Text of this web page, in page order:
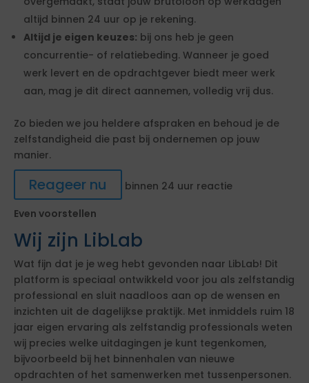
altijd binnen 24 uur op je rekening.
Altijd je eigen keuzes: bij ons heb je geen
concurrentie- of relatiebeding. Wanneer je goed
werk levert en de opdrachtgever biedt meer werk
aan, mag je dit direct aannemen, volledig vrij dus.
Zo bieden we jou heldere afspraken en behoud je de
zelfstandigheid die past bij ondernemen op jouw
manier.
Reageer nu
binnen 24 uur reactie
Even voorstellen
Wij zijn LibLab
Wat fijn dat je je weg hebt gevonden naar LibLab! Dit
platform is speciaal ontwikkeld voor jou als zelfstandig
professional en sluit naadloos aan op de wensen en
inzichten uit de dagelijkse praktijk. Met inmiddels ruim 18
jaar eigen ervaring als zelfstandig professionals weten
wij precies welke uitdagingen je kunt tegenkomen,
bijvoorbeeld bij het binnenhalen van nieuwe
opdrachten of het samenwerken met tussenpersonen.